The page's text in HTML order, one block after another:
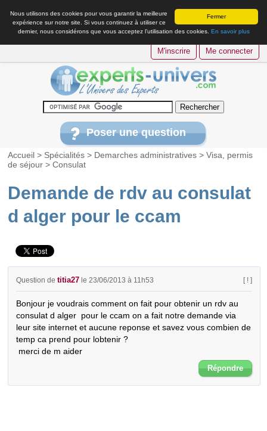
Fermer
Nous utilisons des cookies pour vous garantir la meilleure
expérience sur notre site. Si vous continuez à utiliser ce
dernier, nous considérons que vous acceptez l’utilisation des cookies. En savoir plus
M'inscrire Me connecter
Poser une question
Accueil > Spécialités > Demarches administratives >Visa, permis
de séjour >Consulat
Demande de rdv au consulat
d alger pour le ccam
Question detitia27 le 23/06/2013 à 11h53 [ ! ]
Bonjour je voudrais comment on fait pour obtenir un rdv au
consulat d alger  pour le ccam on a fait notre demande via
leur site internet et aucune reponse et savez vous combien de
temp ca prend pour lobtenir ?
merci de m aider
Répondre